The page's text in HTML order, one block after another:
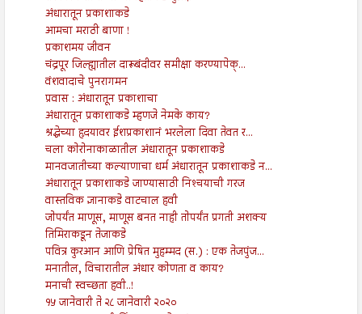
अंधारातून प्रकाशाकडे
आमचा मराठी बाणा !
प्रकाशमय जीवन
चंद्रपूर जिल्ह्यातील दारूबंदीवर समीक्षा करण्यापेक्...
वंशवादाचे पुनरागमन
प्रवास : अंधारातून प्रकाशाचा
अंधारातून प्रकाशाकडे म्हणजे नेमके काय?
श्रद्धेच्या हृदयावर ईशप्रकाशानं भरलेला दिवा तेवत र...
चला कोरोनाकाळातील अंधारातून प्रकाशाकडे
मानवजातीच्या कल्याणाचा धर्म अंधारातून प्रकाशाकडे न...
अंधारातून प्रकाशाकडे जाण्यासाठी निश्‍चयाची गरज
वास्तविक ज्ञानाकडे वाटचाल हवी
जोपर्यंत माणूस, माणूस बनत नाही तोपर्यंत प्रगती अशक्य
तिमिराकडून तेजाकडे
पवित्र कुरआन आणि प्रेषित मुहम्मद (स.) : एक तेजपुंज...
मनातील, विचारातील अंधार कोणता व काय?
मनाची स्वच्छता हवी..!
१५ जानेवारी ते २८ जानेवारी २०२०